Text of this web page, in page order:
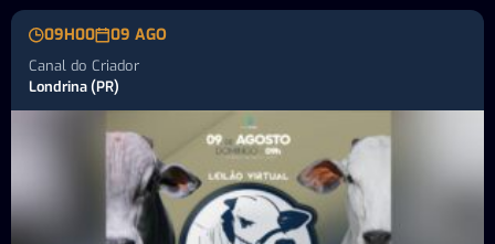
09H00 09 AGO
Canal do Criador
Londrina (PR)